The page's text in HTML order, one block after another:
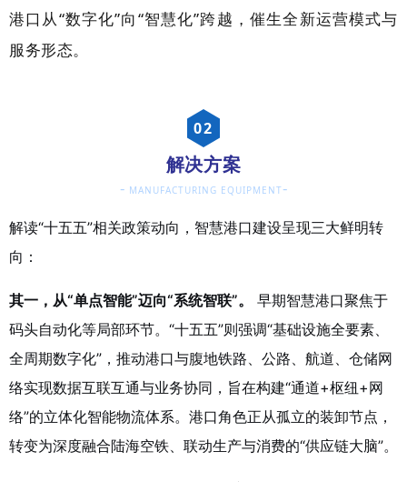
港口从“数字化”向“智慧化”跨越，催生全新运营模式与
服务形态。
02
解决方案
- MANUFACTURING EQUIPMENT-
解读“十五五”相关政策动向，智慧港口建设呈现三大鲜明转
向：
其一，从“单点智能”迈向“系统智联”。
早期智慧港口聚焦于
码头自动化等局部环节。“十五五”则强调“基础设施全要素、
全周期数字化”，推动港口与腹地铁路、公路、航道、仓储网
络实现数据互联互通与业务协同，旨在构建“通道+枢纽+网
络”的立体化智能物流体系。港口角色正从孤立的装卸节点，
转变为深度融合陆海空铁、联动生产与消费的“供应链大脑”。